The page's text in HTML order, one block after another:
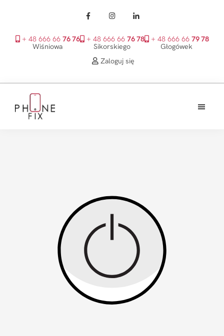
+ 48 666 66 76 76
Wiśniowa
+ 48 666 66 76 78
Sikorskiego
+ 48 666 66 79 78
Głogówek
Zaloguj się
głównego